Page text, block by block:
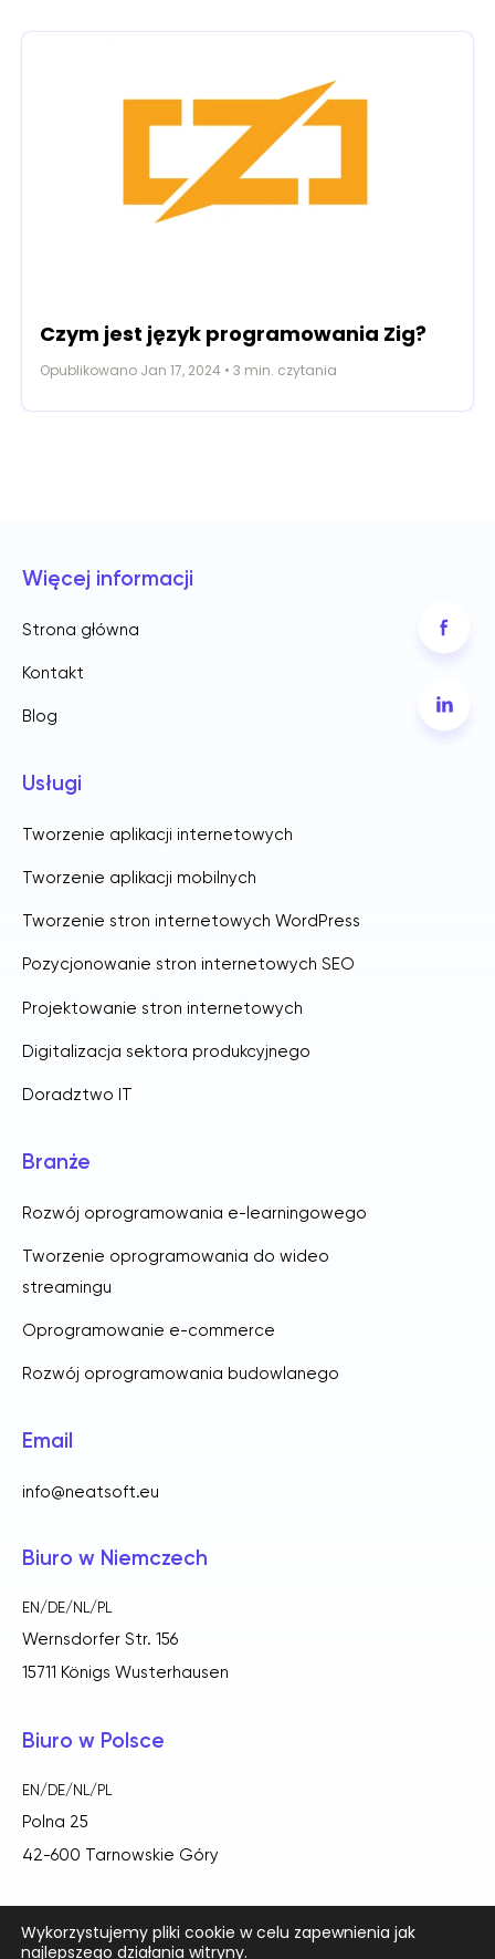
Czym jest język programowania Zig?
Opublikowano Jan 17, 2024 • 3 min. czytania
Więcej informacji
Strona główna
Kontakt
Blog
Usługi
Tworzenie aplikacji internetowych
Tworzenie aplikacji mobilnych
Tworzenie stron internetowych WordPress
Pozycjonowanie stron internetowych SEO
Projektowanie stron internetowych
Digitalizacja sektora produkcyjnego
Doradztwo IT
Branże
Rozwój oprogramowania e-learningowego
Tworzenie oprogramowania do wideo
streamingu
Oprogramowanie e-commerce
Rozwój oprogramowania budowlanego
Email
info@neatsoft.eu
Biuro w Niemczech
EN/DE/NL/PL
Wernsdorfer Str. 156
15711 Königs Wusterhausen
Biuro w Polsce
EN/DE/NL/PL
Polna 25
42-600 Tarnowskie Góry
Wykorzystujemy pliki cookie w celu zapewnienia jak
najlepszego działania witryny.